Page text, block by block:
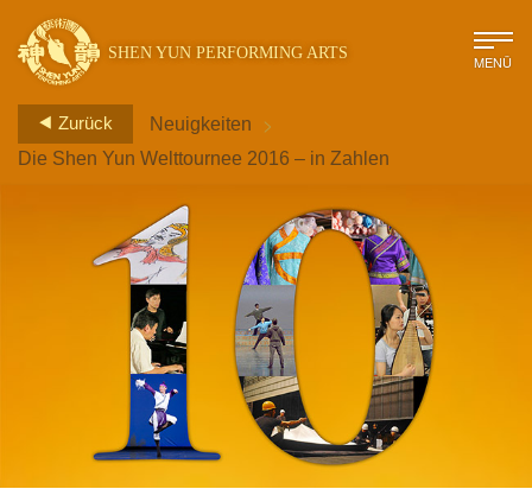
SHEN YUN PERFORMING ARTS MENÜ
Zurück Neuigkeiten >
Die Shen Yun Welttournee 2016 – in Zahlen